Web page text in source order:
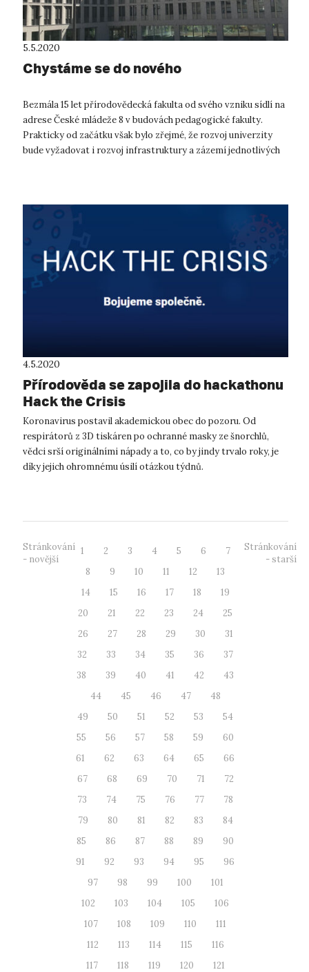
5.5.2020
Chystáme se do nového
Bezmála 15 let přírodovědecká fakulta od svého vzniku sídlí na
adrese České mládeže 8 v budovách pedagogické fakulty.
Prakticky od začátku však bylo zřejmé, že rozvoj univerzity
bude vyžadovat i rozvoj infrastruktury a zázemí jednotlivých
4.5.2020
Přírodověda se zapojila do hackathonu
Hack the Crisis
Koronavirus postavil akademickou obec do pozoru. Od
respirátorů z 3D tiskáren po ochranné masky ze šnorchlů,
vědci srší originálními nápady a to, co by jindy trvalo roky, je
díky jejich ohromnému úsilí otázkou týdnů.
Stránkování
- novější
1 2 3 4 5 6
7
8
9 10 11 12
13
14
15 16 17 18
19
20
21 22 23 24
25
26
27 28 29 30
31
32
33 34 35 36
37
38
39 40 41 42
43
44
45 46 47
48
49
50 51 52 53
54
55
56 57 58 59
60
61
62 63 64 65
66
67
68 69 70 71
72
73
74 75 76 77
78
79
80 81 82 83
84
85
86 87 88 89
90
91
92 93 94 95
96
97
98 99 100
101
102
103 104 105
106
107
108 109 110
111
112
113 114 115
116
117
118 119 120
121
Stránkování
- starší